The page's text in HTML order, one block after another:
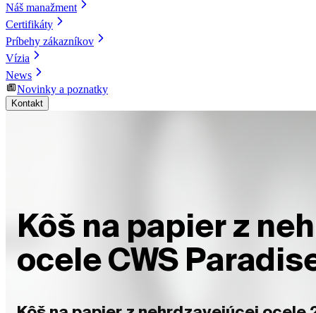
Náš manažment
Certifikáty
Príbehy zákazníkov
Vízia
News
Novinky a poznatky
Kontakt
Kôš na papier z
ocele CWS